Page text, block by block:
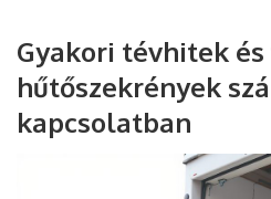
Gyakori tévhitek
hűtőszekrények
kapcsolatban